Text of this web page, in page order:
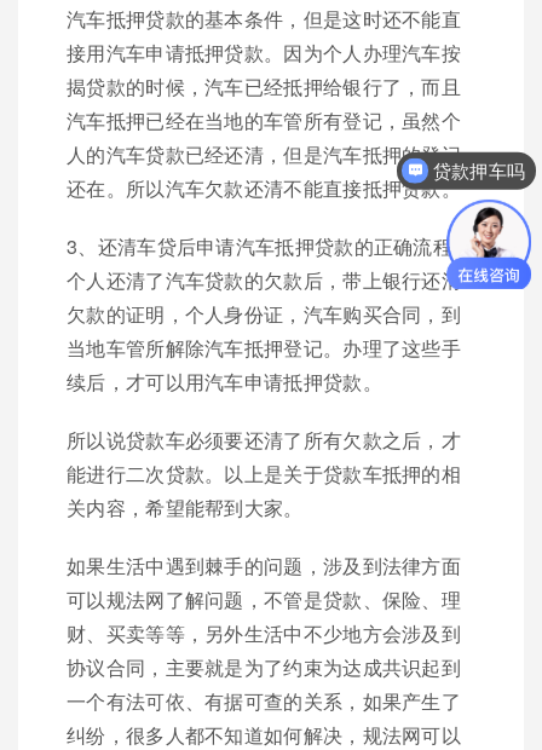
汽车抵押贷款的基本条件，但是这时还不能直
接用汽车申请抵押贷款。因为个人办理汽车按
揭贷款的时候，汽车已经抵押给银行了，而且
汽车抵押已经在当地的车管所有登记，虽然个
人的汽车贷款已经还清，但是汽车抵押的登记
还在。所以汽车欠款还清不能直接抵押贷款。
3、还清车贷后申请汽车抵押贷款的正确流程：
个人还清了汽车贷款的欠款后，带上银行还清
欠款的证明，个人身份证，汽车购买合同，到
当地车管所解除汽车抵押登记。办理了这些手
续后，才可以用汽车申请抵押贷款。
所以说贷款车必须要还清了所有欠款之后，才
能进行二次贷款。以上是关于贷款车抵押的相
关内容，希望能帮到大家。
如果生活中遇到棘手的问题，涉及到法律方面
可以规法网了解问题，不管是贷款、保险、理
财、买卖等等，另外生活中不少地方会涉及到
协议合同，主要就是为了约束为达成共识起到
一个有法可依、有据可查的关系，如果产生了
纠纷，很多人都不知道如何解决，规法网可以
贷款押车吗